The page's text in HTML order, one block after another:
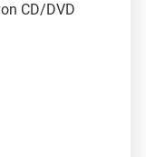
CD/DVD